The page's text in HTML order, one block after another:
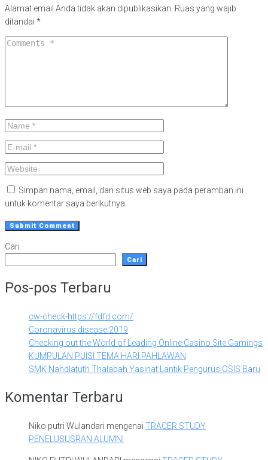
Alamat email Anda tidak akan dipublikasikan. Ruas yang wajib
ditandai *
Simpan nama, email, dan situs web saya pada peramban ini
untuk komentar saya berikutnya.
Cari
Cari
Pos-pos Terbaru
cw-check-https://fdfd.com/
Coronavirus disease 2019
Checking out the World of Leading Online Casino Site Gamings
KUMPULAN PUISI TEMA HARI PAHLAWAN
SMK Nahdlatuth Thalabah Yasinat Lantik Pengurus OSIS Baru
Komentar Terbaru
Niko putri Wulandari mengenai TRACER STUDY
PENELUSUSRAN ALUMNI